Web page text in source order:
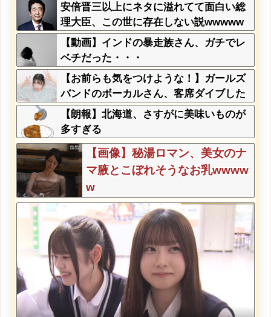
安倍晋三以上にネタに溢れてて面白い総
理大臣、この世に存在しない説wwwww
ww
【動画】インドの暴走族さん、ガチでレ
ベチだった・・・
【お前らも気をつけような！】ガールズ
バンドのボーカルさん、客席ダイブした
結果『こう』なってしまいお気持ち表明
してしまう…
【朗報】北海道、さすがに美味いものが
多すぎる
【画像】秘湯ロマン、美女のナ
マ腋とこぼれそうなお乳wwww
w